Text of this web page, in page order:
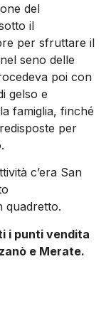
del
il
per sfruttare il
seno delle
poi con
gelso e
famiglia, finché
per
c’era San
quadretto.
i punti vendita
e Merate.